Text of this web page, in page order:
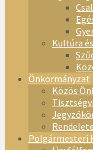
Kultúra
Önkormányzat
Közös
Polgármesteri